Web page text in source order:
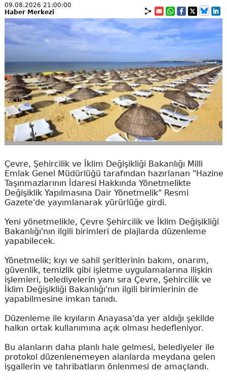
09.08.2026 21:00:00
Haber Merkezi
Çevre, Şehircilik ve İklim Değişikliği Bakanlığı Milli
Emlak Genel Müdürlüğü tarafından hazırlanan "Hazine
Taşınmazlarının İdaresi Hakkında Yönetmelikte
Değişiklik Yapılmasına Dair Yönetmelik" Resmi
Gazete'de yayımlanarak yürürlüğe girdi.
Yeni yönetmelikle, Çevre Şehircilik ve İklim Değişikliği
Bakanlığı'nın ilgili birimleri de plajlarda düzenleme
yapabilecek.
Yönetmelik; kıyı ve sahil şeritlerinin bakım, onarım,
güvenlik, temizlik gibi işletme uygulamalarına ilişkin
işlemleri, belediyelerin yanı sıra Çevre, Şehircilik ve
İklim Değişikliği Bakanlığı'nın ilgili birimlerinin de
yapabilmesine imkan tanıdı.
Düzenleme ile kıyıların Anayasa'da yer aldığı şekilde
halkın ortak kullanımına açık olması hedefleniyor.
Bu alanların daha planlı hale gelmesi, belediyeler ile
protokol düzenlenemeyen alanlarda meydana gelen
işgallerin ve tahribatların önlenmesi de amaçlandı.